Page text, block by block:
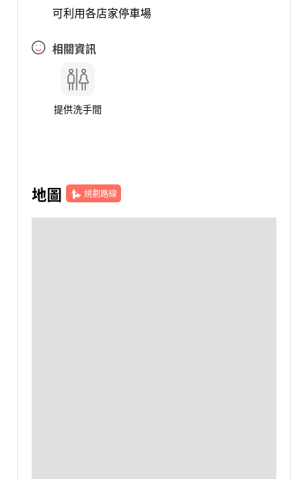
可利用各店家停車場
相關資訊
提供洗手間
地圖 規劃路線